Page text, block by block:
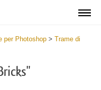
per Photoshop > Trame di